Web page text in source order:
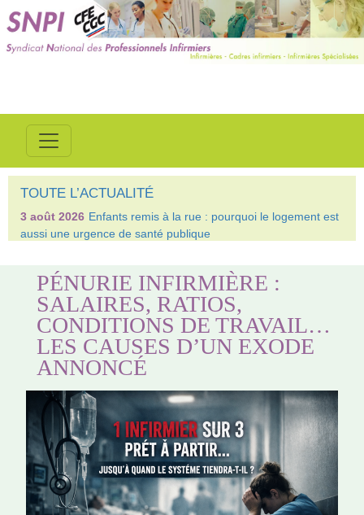
TOUTE L’ACTUALITÉ
3 août 2026 Enfants remis à la rue : pourquoi le logement est
aussi une urgence de santé publique
PÉNURIE INFIRMIÈRE :
SALAIRES, RATIOS,
CONDITIONS DE TRAVAIL…
LES CAUSES D’UN EXODE
ANNONCÉ